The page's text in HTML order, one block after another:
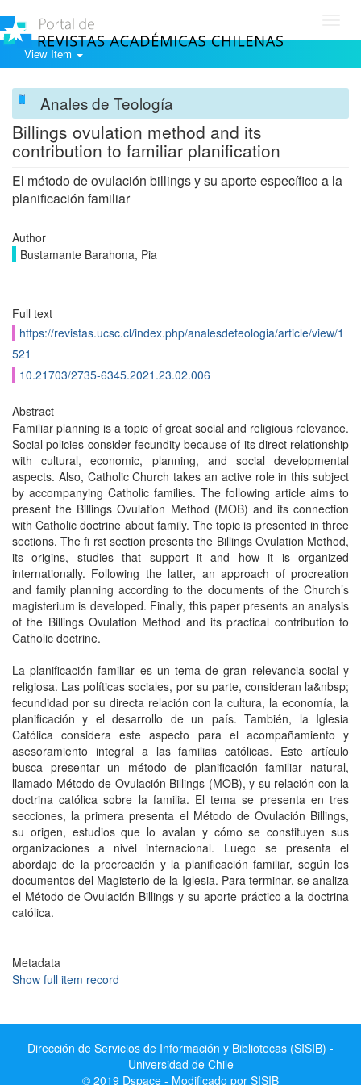
View Item
Anales de Teología
Billings ovulation method and its
contribution to familiar planification
El método de ovulación billings y su aporte específico a la
planificación familiar
Author
Bustamante Barahona, Pia
Full text
https://revistas.ucsc.cl/index.php/analesdeteologia/article/view/1
521
10.21703/2735-6345.2021.23.02.006
Abstract
Familiar planning is a topic of great social and religious relevance.
Social policies consider fecundity because of its direct relationship
with cultural, economic, planning, and social developmental
aspects. Also, Catholic Church takes an active role in this subject
by accompanying Catholic families. The following article aims to
present the Billings Ovulation Method (MOB) and its connection
with Catholic doctrine about family. The topic is presented in three
sections. The fi rst section presents the Billings Ovulation Method,
its origins, studies that support it and how it is organized
internationally. Following the latter, an approach of procreation
and family planning according to the documents of the Church’s
magisterium is developed. Finally, this paper presents an analysis
of the Billings Ovulation Method and its practical contribution to
Catholic doctrine.
La planificación familiar es un tema de gran relevancia social y
religiosa. Las políticas sociales, por su parte, consideran la&nbsp;
fecundidad por su directa relación con la cultura, la economía, la
planificación y el desarrollo de un país. También, la Iglesia
Católica considera este aspecto para el acompañamiento y
asesoramiento integral a las familias católicas. Este artículo
busca presentar un método de planificación familiar natural,
llamado Método de Ovulación Billings (MOB), y su relación con la
doctrina católica sobre la familia. El tema se presenta en tres
secciones, la primera presenta el Método de Ovulación Billings,
su origen, estudios que lo avalan y cómo se constituyen sus
organizaciones a nivel internacional. Luego se presenta el
abordaje de la procreación y la planificación familiar, según los
documentos del Magisterio de la Iglesia. Para terminar, se analiza
el Método de Ovulación Billings y su aporte práctico a la doctrina
católica.
Metadata
Show full item record
Dirección de Servicios de Información y Bibliotecas (SISIB) -
Universidad de Chile
© 2019 Dspace - Modificado por SISIB